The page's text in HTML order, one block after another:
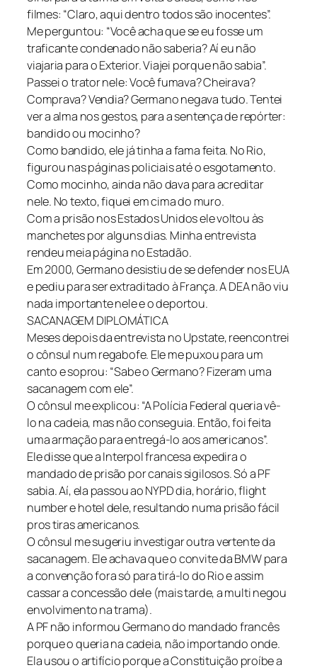
filmes: “Claro, aqui dentro todos são inocentes”.
Me perguntou: “Você acha que se eu fosse um
traficante condenado não saberia? Aí eu não
viajaria para o Exterior. Viajei porque não sabia”.
Passei o trator nele: Você fumava? Cheirava?
Comprava? Vendia? Germano negava tudo. Tentei
ver a alma nos gestos, para a sentença de repórter:
bandido ou mocinho?
Como bandido, ele já tinha a fama feita. No Rio,
figurou nas páginas policiais até o esgotamento.
Como mocinho, ainda não dava para acreditar
nele. No texto, fiquei em cima do muro.
Com a prisão nos Estados Unidos ele voltou às
manchetes por alguns dias. Minha entrevista
rendeu meia página no Estadão.
Em 2000, Germano desistiu de se defender nos EUA
e pediu para ser extraditado à França. A DEA não viu
nada importante nele e o deportou.
SACANAGEM DIPLOMÁTICA
Meses depois da entrevista no Upstate, reencontrei
o cônsul num regabofe. Ele me puxou para um
canto e soprou: “Sabe o Germano? Fizeram uma
sacanagem com ele”.
O cônsul me explicou: “A Polícia Federal queria vê-
lo na cadeia, mas não conseguia. Então, foi feita
uma armação para entregá-lo aos americanos”.
Ele disse que a Interpol francesa expedira o
mandado de prisão por canais sigilosos. Só a PF
sabia. Aí, ela passou ao NYPD dia, horário, flight
number e hotel dele, resultando numa prisão fácil
pros tiras americanos.
O cônsul me sugeriu investigar outra vertente da
sacanagem. Ele achava que o convite da BMW para
a convenção fora só para tirá-lo do Rio e assim
cassar a concessão dele (mais tarde, a multi negou
envolvimento na trama).
A PF não informou Germano do mandado francês
porque o queria na cadeia, não importando onde.
Ela usou o artifício porque a Constituição proíbe a